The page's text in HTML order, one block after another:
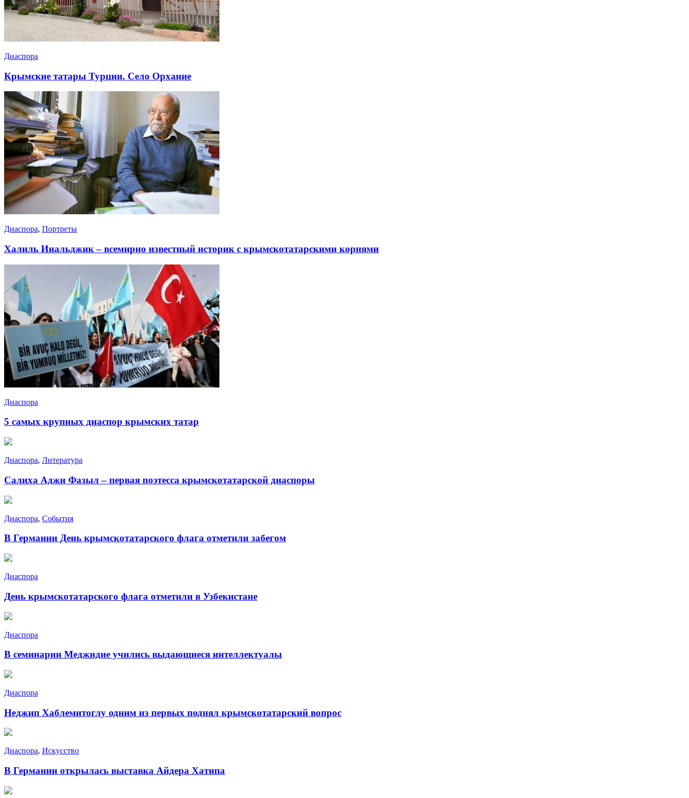
Диаспора
Крымские татары Турции. Село Орхание
Диаспора, Портреты
Халиль Инальджик – всемирно известный историк с крымскотатарскими корнями
Диаспора
5 самых крупных диаспор крымских татар
Диаспора, Литература
Салиха Аджи Фазыл – первая поэтесса крымскотатарской диаспоры
Диаспора, События
В Германии День крымскотатарского флага отметили забегом
Диаспора
День крымскотатарского флага отметили в Узбекистане
Диаспора
В семинарии Меджидие учились выдающиеся интеллектуалы
Диаспора
Неджип Хаблемитоглу одним из первых поднял крымскотатарский вопрос
Диаспора, Искусство
В Германии открылась выставка Айдера Хатипа